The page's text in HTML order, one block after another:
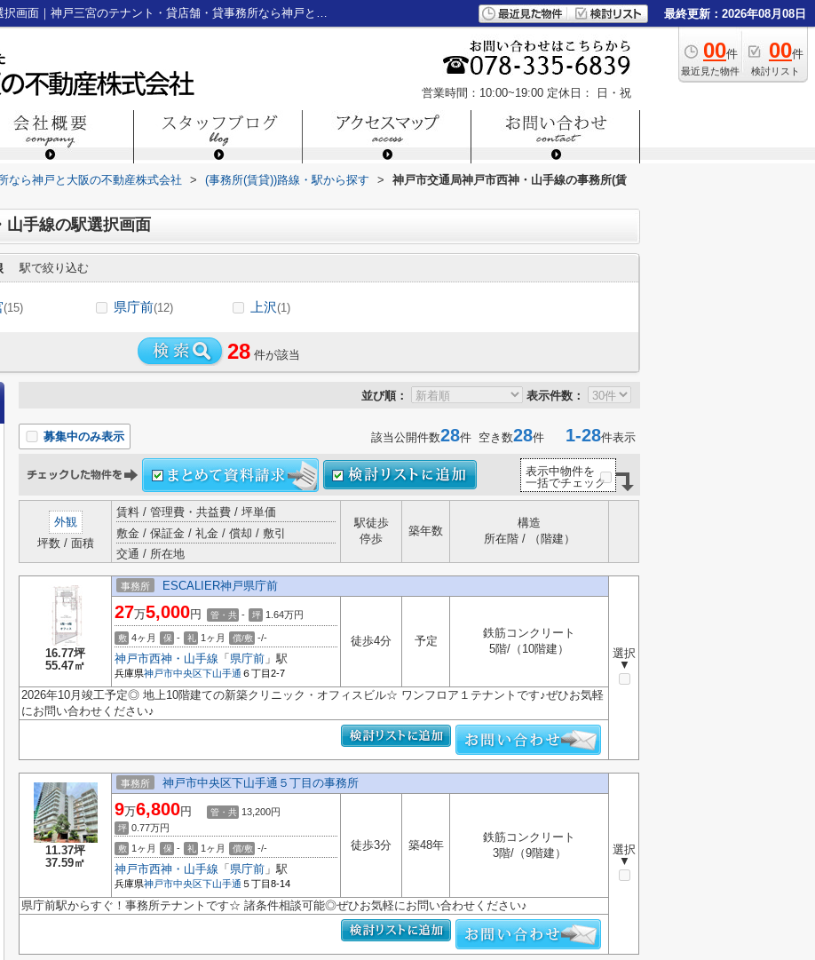
神戸市交通局神戸市西神・山手線の駅選択画面｜神戸三宮のテナント・貸店舗・貸事務所なら神戸と大阪の不動産株式会社 最終更新：2026年08月08日
00件
最近見た物件
00件
検討リスト
営業時間：10:00~19:00 定休日： 日・祝
なら神戸と大阪の不動産株式会社 > (事務所(賃貸))路線・駅から探す >
神戸市交通局神戸市西神・山手線の事務所(賃
山手線の駅選択画面
駅で絞り込む
(15) 県庁前(12) 上沢(1)
28 件が該当
並び順： 表示件数：
募集中のみ表示 該当公開件数28件 空き数28件 1-28件表示
表示中物件を
一括でチェック
外観
坪数 / 面積
賃料 / 管理費・共益費 / 坪単価
敷金 / 保証金 / 礼金 / 償却 / 敷引
交通 / 所在地
駅徒歩
停歩
築年数
構造
所在階 / （階建）
16.77坪
55.47㎡
事務所 ESCALIER神戸県庁前
選択
▼
27万5,000円 管・共 - 坪 1.64万円
敷 4ヶ月 保 - 礼 1ヶ月 償/敷 -/-
神戸市西神・山手線 「 県庁前 」駅
兵庫県神戸市中央区下山手通 ６丁目2-7
徒歩4分 予定
鉄筋コンクリート
5階/（10階建）
2026年10月竣工予定◎ 地上10階建ての新築クリニック・オフィスビル☆ ワンフロア１テナントです♪ぜひお気軽
にお問い合わせください♪
11.37坪
37.59㎡
事務所 神戸市中央区下山手通５丁目の事務所
選択
▼
9万6,800円 管・共 13,200円
坪 0.77万円
敷 1ヶ月 保 - 礼 1ヶ月 償/敷 -/-
神戸市西神・山手線 「 県庁前 」駅
兵庫県神戸市中央区下山手通 ５丁目8-14
徒歩3分 築48年
鉄筋コンクリート
3階/（9階建）
県庁前駅からすぐ！事務所テナントです☆ 諸条件相談可能◎ぜひお気軽にお問い合わせください♪